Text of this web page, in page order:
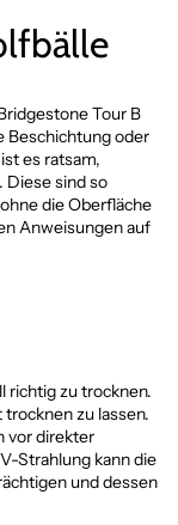
Tour B
Beschichtung oder
es ratsam,
Diese sind so
die Oberfläche
Anweisungen auf
richtig zu trocknen.
zu lassen.
vor direkter
Strahlung kann die
und dessen